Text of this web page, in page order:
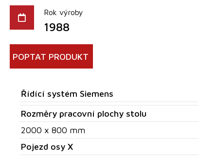
Rok výroby
1988
POPTAT PRODUKT
Řídící systém Siemens
Rozměry pracovní plochy stolu
2000 x 800 mm
Pojezd osy X